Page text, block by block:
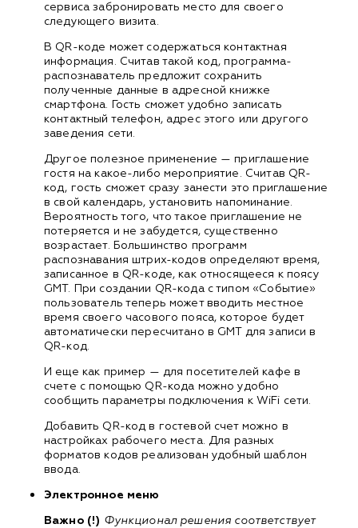
сервиса забронировать место для своего
следующего визита.
В QR-коде может содержаться контактная
информация. Считав такой код, программа-
распознаватель предложит сохранить
полученные данные в адресной книжке
смартфона. Гость сможет удобно записать
контактный телефон, адрес этого или другого
заведения сети.
Другое полезное применение — приглашение
гостя на какое-либо мероприятие. Считав QR-
код, гость сможет сразу занести это приглашение
в свой календарь, установить напоминание.
Вероятность того, что такое приглашение не
потеряется и не забудется, существенно
возрастает. Большинство программ
распознавания штрих-кодов определяют время,
записанное в QR-коде, как относящееся к поясу
GMT. При создании QR-кода с типом «Событие»
пользователь теперь может вводить местное
время своего часового пояса, которое будет
автоматически пересчитано в GMT для записи в
QR-код.
И еще как пример — для посетителей кафе в
счете с помощью QR-кода можно удобно
сообщить параметры подключения к WiFi сети.
Добавить QR-код в гостевой счет можно в
настройках рабочего места. Для разных
форматов кодов реализован удобный шаблон
ввода.
Электронное меню
Важно (!) Функционал решения соответствует